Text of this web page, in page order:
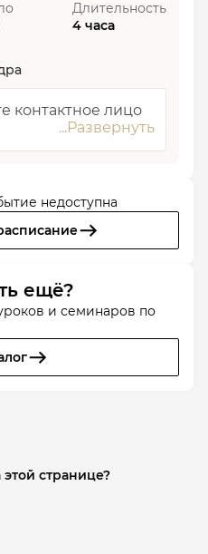
Длительность
4 часа
контактное лицо
недоступна
ещё?
и семинаров по
странице?